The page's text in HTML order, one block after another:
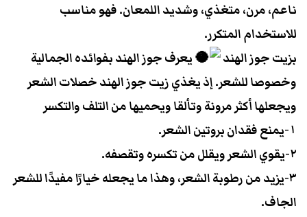
ناعم، مرن، متغذي، وشديد اللمعان. فهو مناسب
للاستخدام المتكرر.
بزيت جوز الهند
يعرف جوز الهند بفوائده الجمالية
وخصوصا للشعر. إذ يغذي زيت جوز الهند خصلات الشعر
ويجعلها أكثر مرونة وتألقا ويحميها من التلف والتكسر
١-يمنع فقدان بروتين الشعر.
٢-يقوي الشعر ويقلل من تكسره وتقصفه.
٣-يزيد من رطوبة الشعر، وهذا ما يجعله خيارًا مفيدًا للشعر
الجاف.